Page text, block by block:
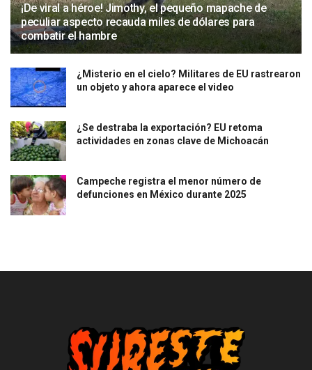
¡De viral a héroe! Jimothy, el pequeño mapache de
peculiar aspecto recauda miles de dólares para
combatir el hambre
¿Misterio en el cielo? Militares de EU rastrearon
un objeto y ahora aparece el video
¿Se destraba la exportación? EU retoma
actividades en zonas clave de Michoacán
Campeche registra el menor número de
defunciones en México durante 2025